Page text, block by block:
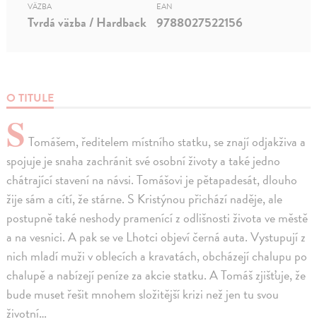
O TITULE
S Tomášem, ředitelem místního statku, se znají odjakživa a
spojuje je snaha zachránit své osobní životy a také jedno
chátrající stavení na návsi. Tomášovi je pětapadesát, dlouho
žije sám a cítí, že stárne. S Kristýnou přichází naděje, ale
postupně také neshody pramenící z odlišnosti života ve městě
a na vesnici. A pak se ve Lhotci objeví černá auta. Vystupují z
nich mladí muži v oblecích a kravatách, obcházejí chalupu po
chalupě a nabízejí peníze za akcie statku. A Tomáš zjišťuje, že
bude muset řešit mnohem složitější krizi než jen tu svou
životní…
VÄZBA
Tvrdá väzba / Hardback
EAN
9788027522156